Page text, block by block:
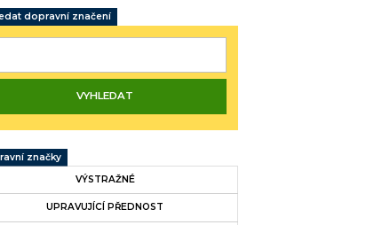
dopravní značení
značky
VÝSTRAŽNÉ
UPRAVUJÍCÍ PŘEDNOST